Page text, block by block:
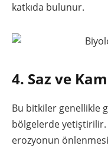
katkıda bulunur.
4. Saz ve
Bu bitkiler genellikle
bölgelerde
erozyonun